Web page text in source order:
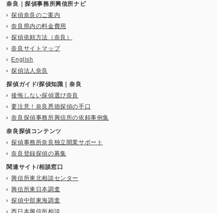
奈良｜探偵事務所興信所ナビ
探偵奈良のご案内
奈良県内の料金費用
探偵依頼方法（奈良）
奈良サイトマップ
English
探偵法人奈良
探偵ガイド/探偵知識｜奈良
後悔しない探偵選び奈良
要注意！奈良悪徳探偵の手口
奈良探偵事務所興信所の依頼事例集
奈良探偵コンテンツ
探偵事務所奈良独立開業サポート
奈良登録探偵の募集
関連サイト/相談窓口
興信所東北相談センター
興信所東日本調査
探偵中部東海調査